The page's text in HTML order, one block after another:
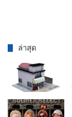
ล่าสุด